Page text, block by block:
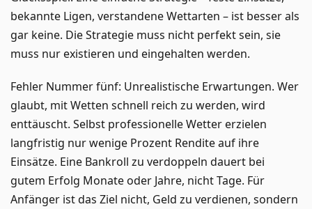
bekannte Ligen, verstandene Wettarten – ist besser als
gar keine. Die Strategie muss nicht perfekt sein, sie
muss nur existieren und eingehalten werden.
Fehler Nummer fünf: Unrealistische Erwartungen. Wer
glaubt, mit Wetten schnell reich zu werden, wird
enttäuscht. Selbst professionelle Wetter erzielen
langfristig nur wenige Prozent Rendite auf ihre
Einsätze. Eine Bankroll zu verdoppeln dauert bei
gutem Erfolg Monate oder Jahre, nicht Tage. Für
Anfänger ist das Ziel nicht, Geld zu verdienen, sondern